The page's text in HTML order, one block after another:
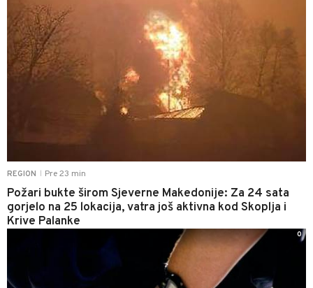
REGION Pre 23 min
Požari bukte širom Sjeverne Makedonije: Za 24 sata
gorjelo na 25 lokacija, vatra još aktivna kod Skoplja i
Krive Palanke
0